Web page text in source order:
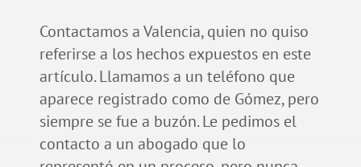
Contactamos a Valencia, quien no quiso
referirse a los hechos expuestos en este
artículo. Llamamos a un teléfono que
aparece registrado como de Gómez, pero
siempre se fue a buzón. Le pedimos el
contacto a un abogado que lo